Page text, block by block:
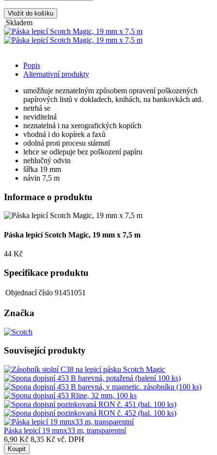
Vložit do košíku
Skladem
Popis
Alternativní produkty
umožňuje neznatelným způsobem opravení poškozených
papírových listů v dokladech, knihách, na bankovkách atd.
netrhá se
neviditelná
neznatelná i na xerografických kopiích
vhodná i do kopírek a faxů
odolná proti procesu stárnutí
lehce se odlepuje bez poškození papíru
nehlučný odvin
šířka 19 mm
návin 7,5 m
Informace o produktu
Páska lepicí Scotch Magic, 19 mm x 7,5 m
44 Kč
Specifikace produktu
Objednací číslo 91451051
Značka
Související produkty
Páska lepicí 19 mmx33 m, transparentní
6,90 Kč 8,35 Kč vč. DPH
Koupit